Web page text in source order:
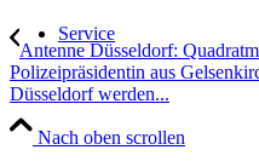
Service
Antenne Düsseldorf:
Polizeipräsidentin aus
Düsseldorf werden...
Nach oben scrollen